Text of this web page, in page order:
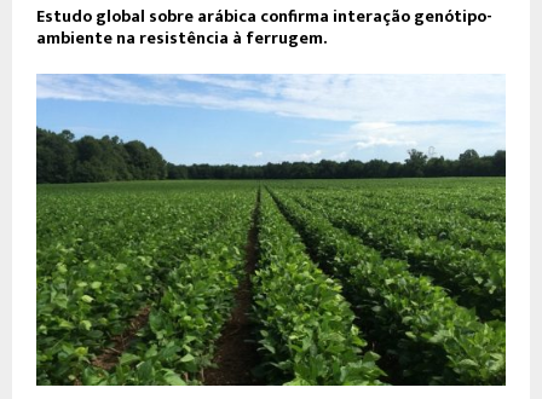
Estudo global sobre arábica confirma interação genótipo-
ambiente na resistência à ferrugem.